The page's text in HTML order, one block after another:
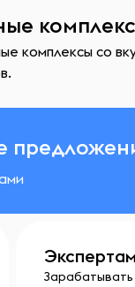
комплексы со
Экспертам